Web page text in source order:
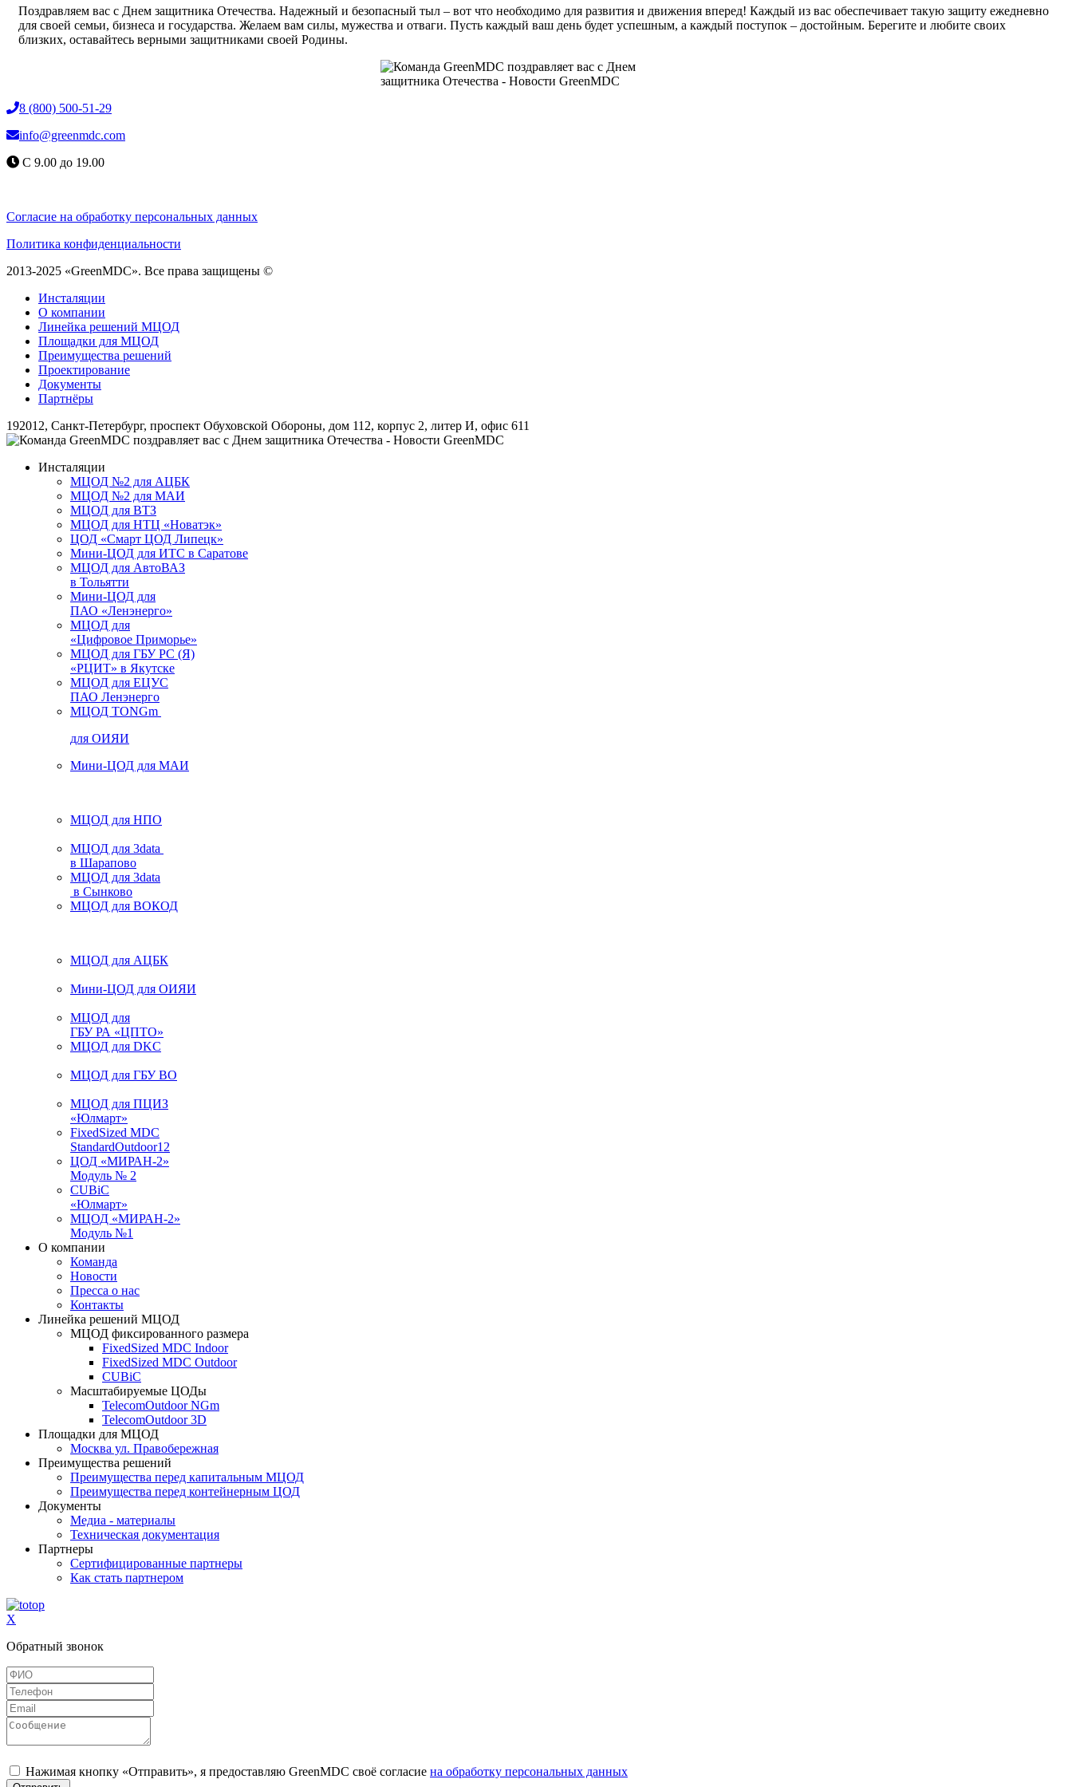
Поздравляем вас с Днем защитника Отечества. Надежный и безопасный тыл – вот что необходимо для развития и движения вперед! Каждый из вас обеспечивает такую защиту ежедневно
для своей семьи, бизнеса и государства. Желаем вам силы, мужества и отваги. Пусть каждый ваш день будет успешным, а каждый поступок – достойным. Берегите и любите своих
близких, оставайтесь верными защитниками своей Родины.
8 (800) 500-51-29
info@greenmdc.com
С 9.00 до 19.00
Согласие на обработку персональных данных
Политика конфиденциальности
2013-2025 «GreenMDC». Все права защищены ©
Инсталяции
О компании
Линейка решений МЦОД
Площадки для МЦОД
Преимущества решений
Проектирование
Документы
Партнёры
192012, Санкт-Петербург, проспект Обуховской Обороны, дом 112, корпус 2, литер И, офис 611
Инсталяции
МЦОД №2 для АЦБК
МЦОД №2 для МАИ
МЦОД для ВТЗ
МЦОД для НТЦ «Новатэк»
ЦОД «Смарт ЦОД Липецк»
Мини-ЦОД для ИТС в Саратове
МЦОД для АвтоВАЗ
в Тольятти
Мини-ЦОД для
ПАО «Ленэнерго»
МЦОД для
«Цифровое Приморье»
МЦОД для ГБУ РС (Я)
«РЦИТ» в Якутске
МЦОД для ЕЦУС
ПАО Ленэнерго
МЦОД TONGm
для ОИЯИ
Мини-ЦОД для МАИ
МЦОД для НПО
МЦОД для 3data
в Шарапово
МЦОД для 3data
в Сынково
МЦОД для ВОКОД
МЦОД для АЦБК
Мини-ЦОД для ОИЯИ
МЦОД для
ГБУ РА «ЦПТО»
МЦОД для DKC
МЦОД для ГБУ ВО
МЦОД для ПЦИЗ
«Юлмарт»
FixedSized MDC
StandardOutdoor12
ЦОД «МИРАН-2»
Модуль № 2
CUBiC
«Юлмарт»
MЦОД «МИРАН-2»
Модуль №1
О компании
Команда
Новости
Пресса о нас
Контакты
Линейка решений МЦОД
МЦОД фиксированного размера
FixedSized MDC Indoor
FixedSized MDC Outdoor
CUBiC
Масштабируемые ЦОДы
TelecomOutdoor NGm
TelecomOutdoor 3D
Площадки для МЦОД
Москва ул. Правобережная
Преимущества решений
Преимущества перед капитальным МЦОД
Преимущества перед контейнерным ЦОД
Документы
Медиа - материалы
Техническая документация
Партнеры
Сертифицированные партнеры
Как стать партнером
X
Обратный звонок
Нажимая кнопку «Отправить», я предоставляю GreenMDC своё согласие на обработку персональных данных